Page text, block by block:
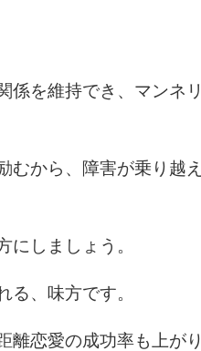
係を維持でき、マンネ
むから、障害が乗り越
にしましょう。
る、味方です。
離恋愛の成功率も上がり